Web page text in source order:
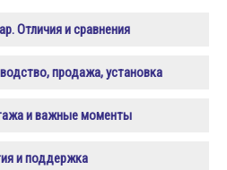
Отличия и сравнения
продажа, установка
и важные моменты
и поддержка